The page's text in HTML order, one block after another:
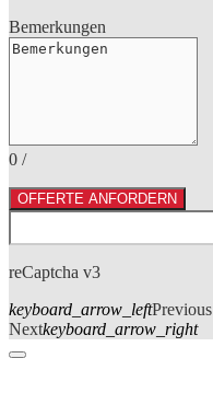
Bemerkungen
0 /
OFFERTE ANFORDERN
reCaptcha v3
keyboard_arrow_leftPrevious
Nextkeyboard_arrow_right